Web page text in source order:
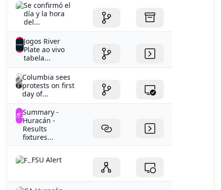
Jogos River
Plate ao vivo
tabela...
Columbia sees
protests on first
day of...
Summary -
Huracán -
Results
fixtures...
FSU Alert
CA Huracán -
Calendário